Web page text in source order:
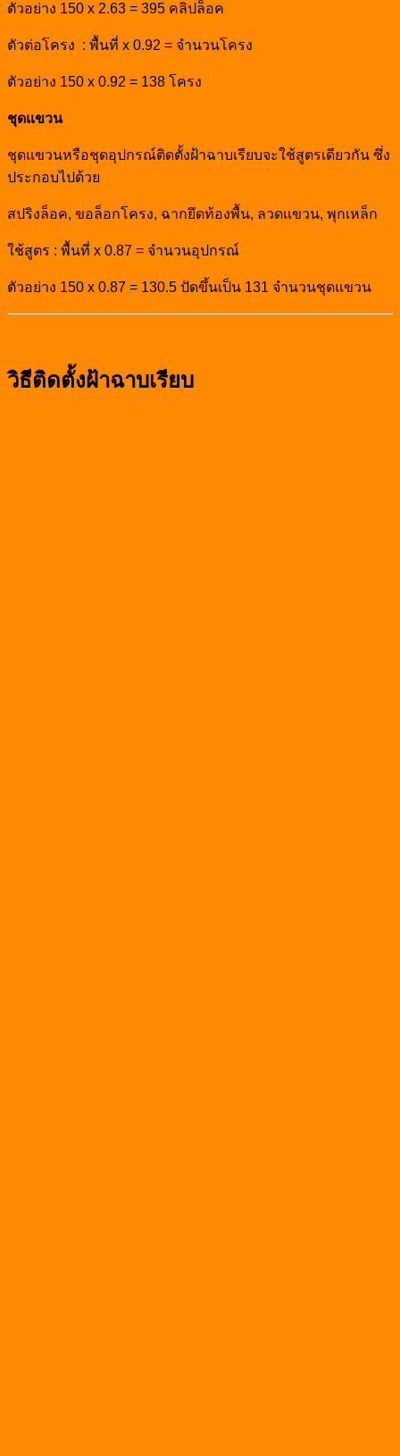
ตัวอย่าง 150 x 2.63 = 395 คลิปล็อค
ตัวต่อโครง : พื้นที่ x 0.92 = จำนวนโครง
ตัวอย่าง 150 x 0.92 = 138 โครง
ชุดแขวน
ชุดแขวนหรือชุดอุปกรณ์ติดตั้งฝ้าฉาบเรียบจะใช้สูตรเดียวกัน ซึ่ง
ประกอบไปด้วย
สปริงล็อค, ขอล็อกโครง, ฉากยึดท้องพื้น, ลวดแขวน, พุกเหล็ก
ใช้สูตร : พื้นที่ x 0.87 = จำนวนอุปกรณ์
ตัวอย่าง 150 x 0.87 = 130.5 ปัดขึ้นเป็น 131 จำนวนชุดแขวน
วิธีติดตั้งฝ้าฉาบเรียบ